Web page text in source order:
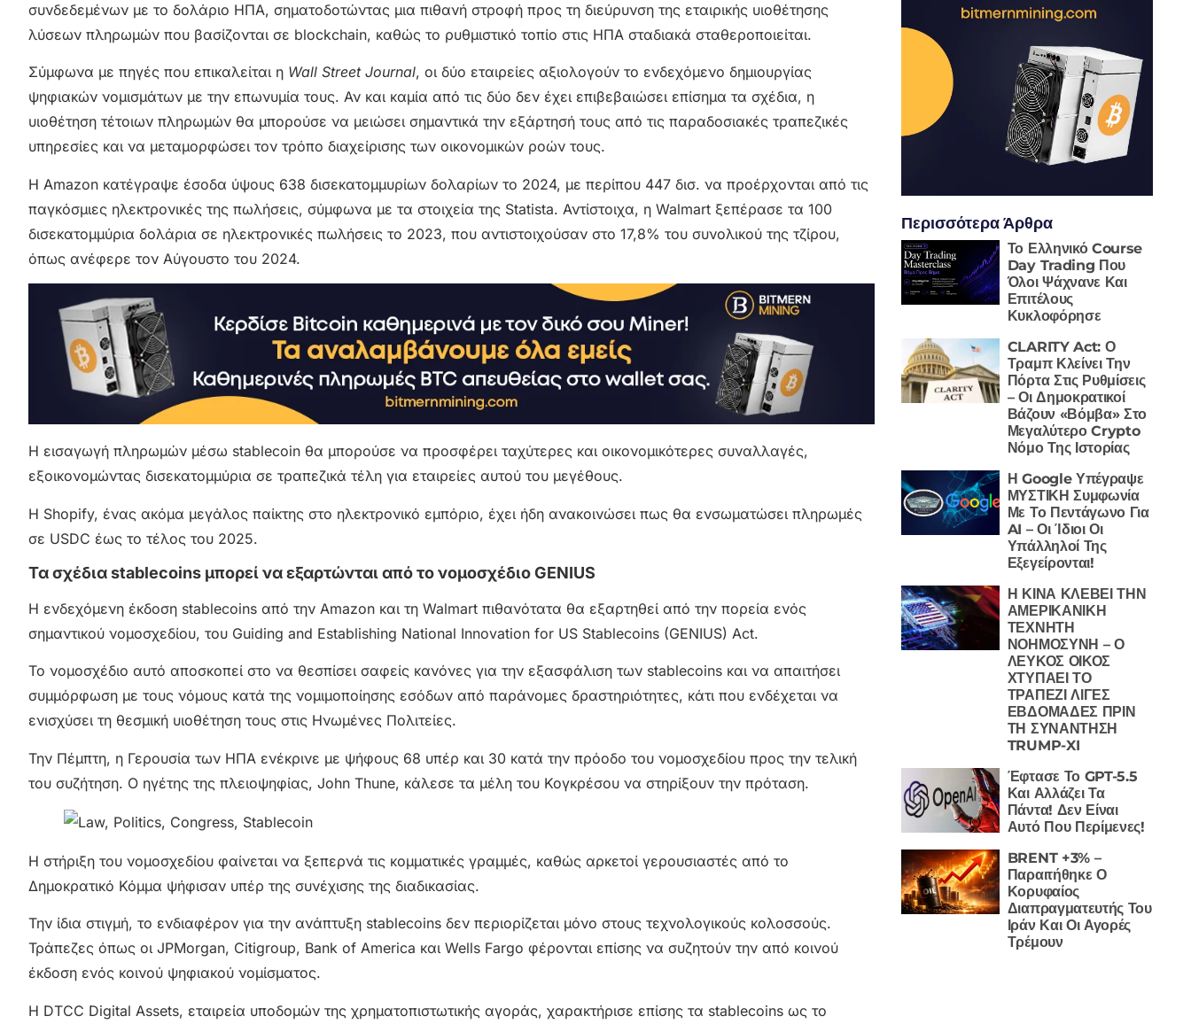
συνδεδεμένων με το δολάριο ΗΠΑ, σηματοδοτώντας μια πιθανή στροφή προς τη διεύρυνση της εταιρικής υιοθέτησης
λύσεων πληρωμών που βασίζονται σε blockchain, καθώς το ρυθμιστικό τοπίο στις ΗΠΑ σταδιακά σταθεροποιείται.
Σύμφωνα με πηγές που επικαλείται η Wall Street Journal, οι δύο εταιρείες αξιολογούν το ενδεχόμενο δημιουργίας
ψηφιακών νομισμάτων με την επωνυμία τους. Αν και καμία από τις δύο δεν έχει επιβεβαιώσει επίσημα τα σχέδια, η
υιοθέτηση τέτοιων πληρωμών θα μπορούσε να μειώσει σημαντικά την εξάρτησή τους από τις παραδοσιακές τραπεζικές
υπηρεσίες και να μεταμορφώσει τον τρόπο διαχείρισης των οικονομικών ροών τους.
Η Amazon κατέγραψε έσοδα ύψους 638 δισεκατομμυρίων δολαρίων το 2024, με περίπου 447 δισ. να προέρχονται από τις
παγκόσμιες ηλεκτρονικές της πωλήσεις, σύμφωνα με τα στοιχεία της Statista. Αντίστοιχα, η Walmart ξεπέρασε τα 100
δισεκατομμύρια δολάρια σε ηλεκτρονικές πωλήσεις το 2023, που αντιστοιχούσαν στο 17,8% του συνολικού της τζίρου,
όπως ανέφερε τον Αύγουστο του 2024.
Η εισαγωγή πληρωμών μέσω stablecoin θα μπορούσε να προσφέρει ταχύτερες και οικονομικότερες συναλλαγές,
εξοικονομώντας δισεκατομμύρια σε τραπεζικά τέλη για εταιρείες αυτού του μεγέθους.
Η Shopify, ένας ακόμα μεγάλος παίκτης στο ηλεκτρονικό εμπόριο, έχει ήδη ανακοινώσει πως θα ενσωματώσει πληρωμές
σε USDC έως το τέλος του 2025.
Τα σχέδια stablecoins μπορεί να εξαρτώνται από το νομοσχέδιο GENIUS
Η ενδεχόμενη έκδοση stablecoins από την Amazon και τη Walmart πιθανότατα θα εξαρτηθεί από την πορεία ενός
σημαντικού νομοσχεδίου, του Guiding and Establishing National Innovation for US Stablecoins (GENIUS) Act.
Το νομοσχέδιο αυτό αποσκοπεί στο να θεσπίσει σαφείς κανόνες για την εξασφάλιση των stablecoins και να απαιτήσει
συμμόρφωση με τους νόμους κατά της νομιμοποίησης εσόδων από παράνομες δραστηριότητες, κάτι που ενδέχεται να
ενισχύσει τη θεσμική υιοθέτηση τους στις Ηνωμένες Πολιτείες.
Την Πέμπτη, η Γερουσία των ΗΠΑ ενέκρινε με ψήφους 68 υπέρ και 30 κατά την πρόοδο του νομοσχεδίου προς την τελική
του συζήτηση. Ο ηγέτης της πλειοψηφίας, John Thune, κάλεσε τα μέλη του Κογκρέσου να στηρίξουν την πρόταση.
Η στήριξη του νομοσχεδίου φαίνεται να ξεπερνά τις κομματικές γραμμές, καθώς αρκετοί γερουσιαστές από το
Δημοκρατικό Κόμμα ψήφισαν υπέρ της συνέχισης της διαδικασίας.
Την ίδια στιγμή, το ενδιαφέρον για την ανάπτυξη stablecoins δεν περιορίζεται μόνο στους τεχνολογικούς κολοσσούς.
Τράπεζες όπως οι JPMorgan, Citigroup, Bank of America και Wells Fargo φέρονται επίσης να συζητούν την από κοινού
έκδοση ενός κοινού ψηφιακού νομίσματος.
Η DTCC Digital Assets, εταιρεία υποδομών της χρηματοπιστωτικής αγοράς, χαρακτήρισε επίσης τα stablecoins ως το
Περισσότερα Άρθρα
Το Ελληνικό Course
Day Trading Που
Όλοι Ψάχνανε Και
Επιτέλους
Κυκλοφόρησε
CLARITY Act: Ο
Τραμπ Κλείνει Την
Πόρτα Στις Ρυθμίσεις
– Οι Δημοκρατικοί
Βάζουν «Βόμβα» Στο
Μεγαλύτερο Crypto
Νόμο Της Ιστορίας
Η Google Υπέγραψε
ΜΥΣΤΙΚΗ Συμφωνία
Με Το Πεντάγωνο Για
AI – Οι Ίδιοι Οι
Υπάλληλοί Της
Εξεγείρονται!
Η ΚΙΝΑ ΚΛΕΒΕΙ ΤΗΝ
ΑΜΕΡΙΚΑΝΙΚΗ
ΤΕΧΝΗΤΗ
ΝΟΗΜΟΣΥΝΗ – Ο
ΛΕΥΚΟΣ ΟΙΚΟΣ
ΧΤΥΠΑΕΙ ΤΟ
ΤΡΑΠΕΖΙ ΛΙΓΕΣ
ΕΒΔΟΜΑΔΕΣ ΠΡΙΝ
ΤΗ ΣΥΝΑΝΤΗΣΗ
TRUMP-XI
Έφτασε Το GPT-5.5
Και Αλλάζει Τα
Πάντα! Δεν Είναι
Αυτό Που Περίμενες!
BRENT +3% –
Παραιτήθηκε Ο
Κορυφαίος
Διαπραγματευτής Του
Ιράν Και Οι Αγορές
Τρέμουν